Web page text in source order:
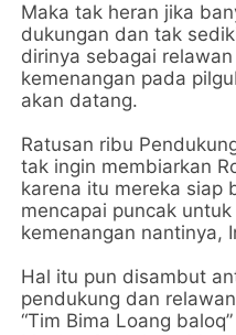
Maka tak heran jika
dukungan dan tak
dirinya sebagai
kemenangan pada
akan datang.
Ratusan ribu
tak ingin membiarkan
karena itu mereka siap
mencapai puncak
kemenangan nantinya,
Hal itu pun disambut
pendukung dan
“Tim Bima Loang